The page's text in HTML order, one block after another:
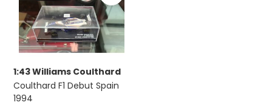
1:43 Williams Coulthard
Coulthard F1 Debut Spain
1994